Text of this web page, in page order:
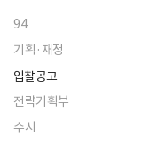
94
기획·재정
입찰공고
전략기획부
수시